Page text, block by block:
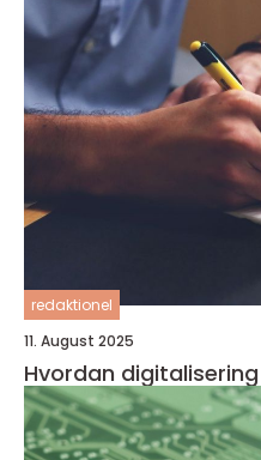
redaktionel
11. August 2025
Hvordan